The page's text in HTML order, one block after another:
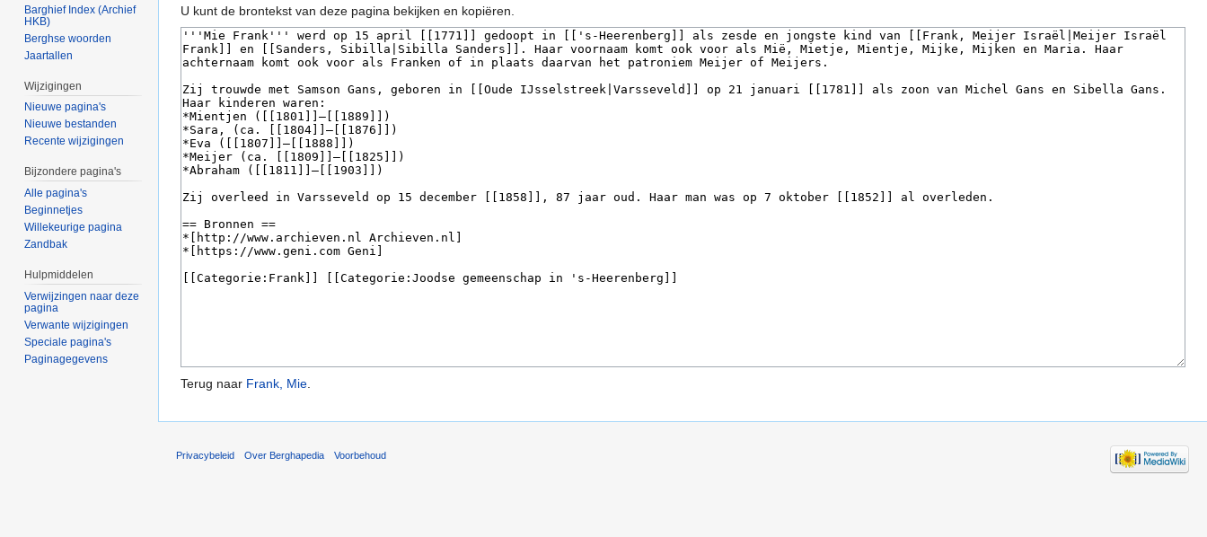
U kunt de brontekst van deze pagina bekijken en kopiëren.
Terug naar Frank, Mie.
Barghief Index (Archief
HKB)
Berghse woorden
Jaartallen
Wijzigingen
Nieuwe pagina's
Nieuwe bestanden
Recente wijzigingen
Bijzondere pagina's
Alle pagina's
Beginnetjes
Willekeurige pagina
Zandbak
Hulpmiddelen
Verwijzingen naar deze
pagina
Verwante wijzigingen
Speciale pagina's
Paginagegevens
Privacybeleid Over Berghapedia Voorbehoud